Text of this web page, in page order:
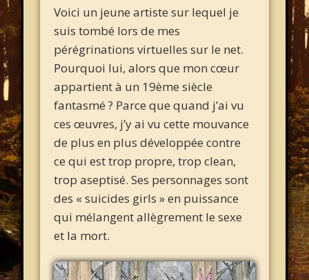
Voici un jeune artiste sur lequel je
suis tombé lors de mes
pérégrinations virtuelles sur le net.
Pourquoi lui, alors que mon cœur
appartient à un 19ème siècle
fantasmé ? Parce que quand j’ai vu
ces œuvres, j’y ai vu cette mouvance
de plus en plus développée contre
ce qui est trop propre, trop clean,
trop aseptisé. Ses personnages sont
des « suicides girls » en puissance
qui mélangent allègrement le sexe
et la mort.